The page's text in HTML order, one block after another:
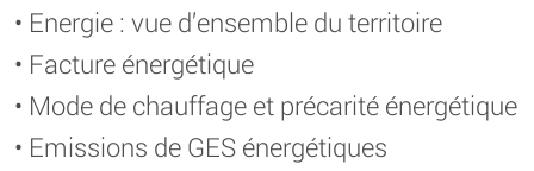
• Energie : vue d’ensemble du territoire
• Facture énergétique
• Mode de chauffage et précarité énergétique
• Emissions de GES énergétiques